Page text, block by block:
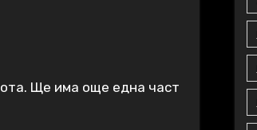
Ще има още една част